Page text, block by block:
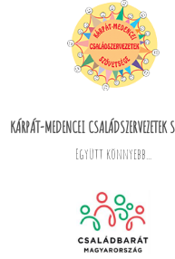
KÁRPÁT-MEDENCEI CSALÁDSZERVEZETEK
Együtt könnyebb...